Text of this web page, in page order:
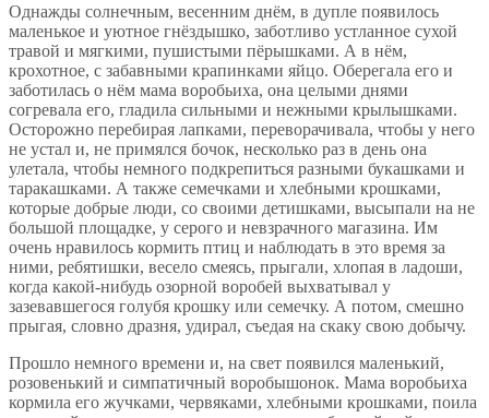
Однажды солнечным, весенним днём, в дупле появилось
маленькое и уютное гнёздышко, заботливо устланное сухой
травой и мягкими, пушистыми пёрышками. А в нём,
крохотное, с забавными крапинками яйцо. Оберегала его и
заботилась о нём мама воробьиха, она целыми днями
согревала его, гладила сильными и нежными крылышками.
Осторожно перебирая лапками, переворачивала, чтобы у него
не устал и, не примялся бочок, несколько раз в день она
улетала, чтобы немного подкрепиться разными букашками и
таракашками. А также семечками и хлебными крошками,
которые добрые люди, со своими детишками, высыпали на не
большой площадке, у серого и невзрачного магазина. Им
очень нравилось кормить птиц и наблюдать в это время за
ними, ребятишки, весело смеясь, прыгали, хлопая в ладоши,
когда какой-нибудь озорной воробей выхватывал у
зазевавшегося голубя крошку или семечку. А потом, смешно
прыгая, словно дразня, удирал, съедая на скаку свою добычу.
Прошло немного времени и, на свет появился маленький,
розовенький и симпатичный воробышонок. Мама воробьиха
кормила его жучками, червяками, хлебными крошками, поила